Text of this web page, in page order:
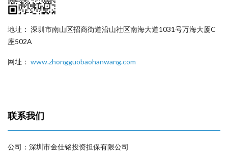
地址： 深圳市南山区招商街道沿山社区南海大道1031号万海大厦C
座502A
网址： www.zhongguobaohanwang.com
联系我们
公司：深圳市金仕铭投资担保有限公司